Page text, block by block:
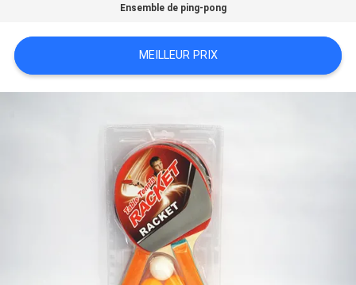
NOUS
CONTACTER
Ensemble de ping-pong
MEILLEUR PRIX